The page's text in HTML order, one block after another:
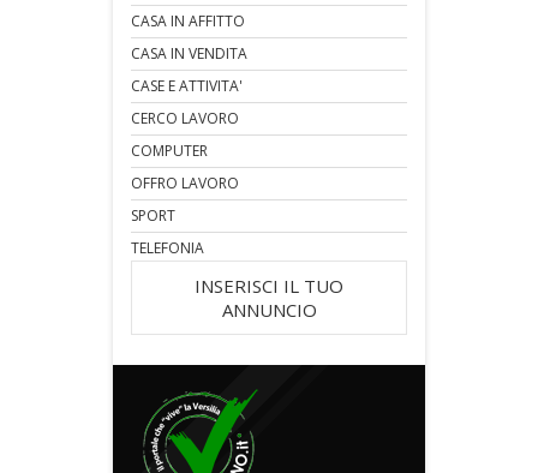
CASA IN AFFITTO
CASA IN VENDITA
CASE E ATTIVITA'
CERCO LAVORO
COMPUTER
OFFRO LAVORO
SPORT
TELEFONIA
INSERISCI IL TUO
ANNUNCIO